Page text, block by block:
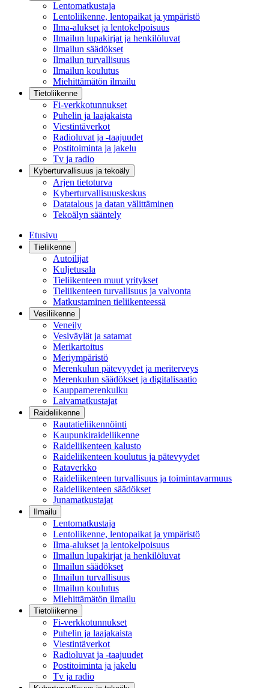
Lentomatkustaja
Lentoliikenne, lentopaikat ja ympäristö
Ilma-alukset ja lentokelpoisuus
Ilmailun lupakirjat ja henkilöluvat
Ilmailun säädökset
Ilmailun turvallisuus
Ilmailun koulutus
Miehittämätön ilmailu
Tietoliikenne
Fi-verkkotunnukset
Puhelin ja laajakaista
Viestintäverkot
Radioluvat ja -taajuudet
Postitoiminta ja jakelu
Tv ja radio
Kyberturvallisuus ja tekoäly
Arjen tietoturva
Kyberturvallisuuskeskus
Datatalous ja datan välittäminen
Tekoälyn sääntely
Etusivu
Tieliikenne
Autoilijat
Kuljetusala
Tieliikenteen muut yritykset
Tieliikenteen turvallisuus ja valvonta
Matkustaminen tieliikenteessä
Vesiliikenne
Veneily
Vesiväylät ja satamat
Merikartoitus
Meriympäristö
Merenkulun pätevyydet ja meriterveys
Merenkulun säädökset ja digitalisaatio
Kauppamerenkulku
Laivamatkustajat
Raideliikenne
Rautatieliikennöinti
Kaupunkiraideliikenne
Raideliikenteen kalusto
Raideliikenteen koulutus ja pätevyydet
Rataverkko
Raideliikenteen turvallisuus ja toimintavarmuus
Raideliikenteen säädökset
Junamatkustajat
Ilmailu
Lentomatkustaja
Lentoliikenne, lentopaikat ja ympäristö
Ilma-alukset ja lentokelpoisuus
Ilmailun lupakirjat ja henkilöluvat
Ilmailun säädökset
Ilmailun turvallisuus
Ilmailun koulutus
Miehittämätön ilmailu
Tietoliikenne
Fi-verkkotunnukset
Puhelin ja laajakaista
Viestintäverkot
Radioluvat ja -taajuudet
Postitoiminta ja jakelu
Tv ja radio